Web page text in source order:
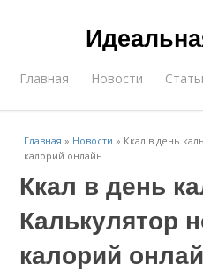
Главная Новости
Главная » Новости » Ккал в день
калорий онлайн
Ккал в день
Калькулятор
калорий